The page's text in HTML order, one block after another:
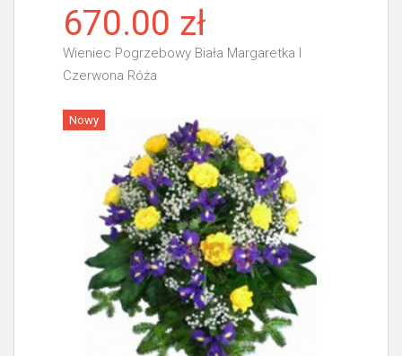
670.00 zł
Wieniec Pogrzebowy Biała Margaretka I
Czerwona Róża
Więcej
Nowy